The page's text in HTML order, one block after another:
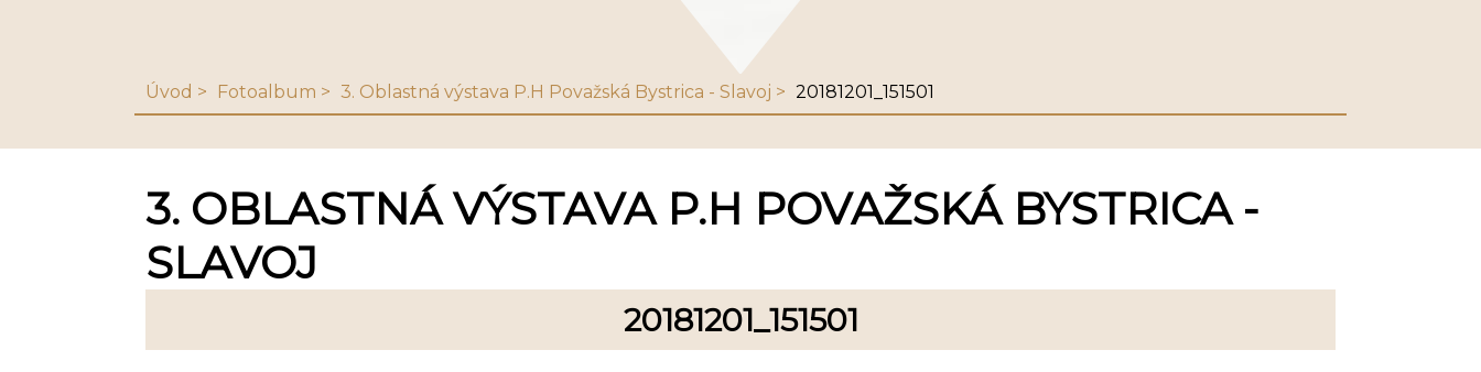
Úvod Fotoalbum 3. Oblastná výstava P.H Považská Bystrica - Slavoj 20181201_151501
3. OBLASTNÁ VÝSTAVA P.H POVAŽSKÁ BYSTRICA -
SLAVOJ
20181201_151501